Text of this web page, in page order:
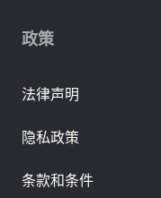
政策
法律声明
隐私政策
条款和条件